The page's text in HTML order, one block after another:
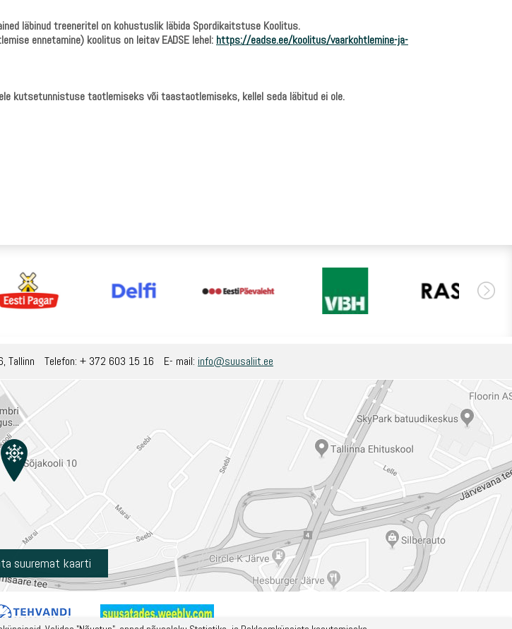
läbinud treeneritel on kohustuslik läbida Spordikaitstuse Koolitus.
ennetamine) koolitus on leitav EADSE lehel: https://eadse.ee/koolitus/vaarkohtlemine-ja-
kutsetunnistuse taotlemiseks või taastaotlemiseks, kellel seda läbitud ei ole.
Tallinn Telefon: + 372 603 15 16 E- mail: info@suusaliit.ee
suuremat kaarti